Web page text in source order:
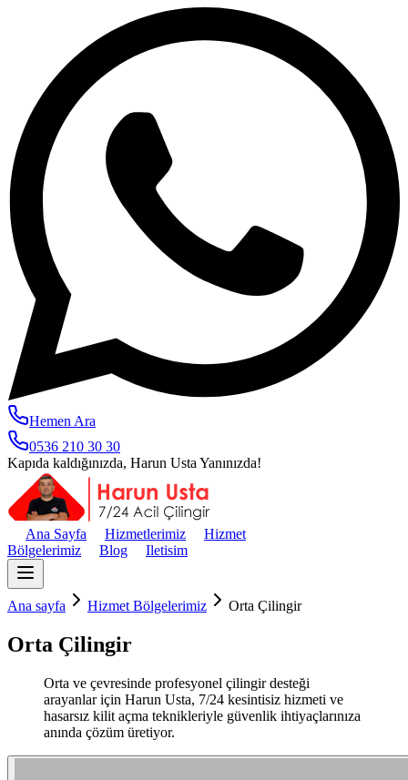
Hemen Ara
0536 210 30 30
Kapıda kaldığınızda, Harun Usta Yanınızda!
Ana Sayfa Hizmetlerimiz
Hizmet
Bölgelerimiz
Blog Iletisim
Ana sayfa Hizmet Bölgelerimiz Orta Çilingir
Orta Çilingir
Orta ve çevresinde profesyonel çilingir desteği
arayanlar için Harun Usta, 7/24 kesintisiz hizmeti ve
hasarsız kilit açma teknikleriyle güvenlik ihtiyaçlarınıza
anında çözüm üretiyor.